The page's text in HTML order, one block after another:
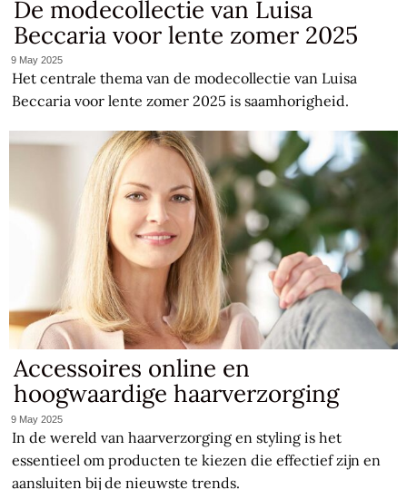
De modecollectie van Luisa
Beccaria voor lente zomer 2025
9 May 2025
Het centrale thema van de modecollectie van Luisa
Beccaria voor lente zomer 2025 is saamhorigheid.
Accessoires online en
hoogwaardige haarverzorging
9 May 2025
In de wereld van haarverzorging en styling is het
essentieel om producten te kiezen die effectief zijn en
aansluiten bij de nieuwste trends.